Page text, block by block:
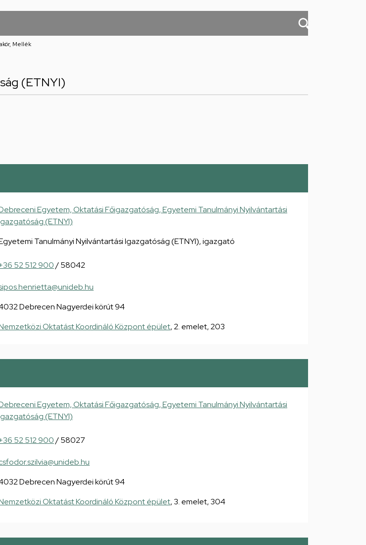
Mellék
(ETNYI)
Egyetem, Oktatási Főigazgatóság, Egyetemi Tanulmányi Nyilvántartási
(ETNYI)
Tanulmányi Nyilvántartási Igazgatóság (ETNYI), igazgató
52 512 900/ 58042
Debrecen Nagyerdei körút 94
Oktatást Koordináló Központ épület, 2. emelet, 203
Egyetem, Oktatási Főigazgatóság, Egyetemi Tanulmányi Nyilvántartási
(ETNYI)
52 512 900/ 58027
Debrecen Nagyerdei körút 94
Oktatást Koordináló Központ épület, 3. emelet, 304